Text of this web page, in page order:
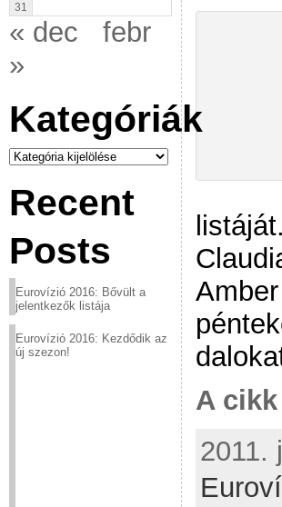
31
« dec
febr
»
Kategóriák
Kategóriák
Recent
Posts
Eurovízió 2016: Bővült a
jelentkezők listája
Eurovízió 2016: Kezdődik az
új szezon!
A
2011.